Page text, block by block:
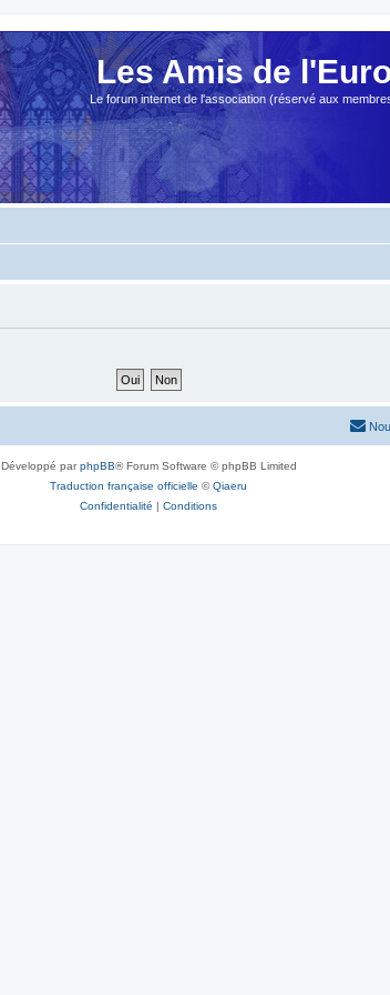
Les Amis de
Le forum internet de l'association (réservé aux
Développé parphpBB® Forum Software © phpBB Limited
Traduction française officielle ©Qiaeru
Confidentialité | Conditions